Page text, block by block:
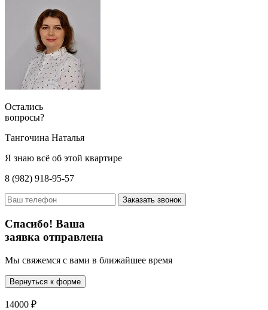
Остались
вопросы?
Тангочина Наталья
Я знаю всё об этой квартире
8 (982) 918-95-57
Заказать звонок
Спасибо! Ваша
заявка отправлена
Мы свяжемся с вами в ближайшее время
Вернуться к форме
14000 ₽